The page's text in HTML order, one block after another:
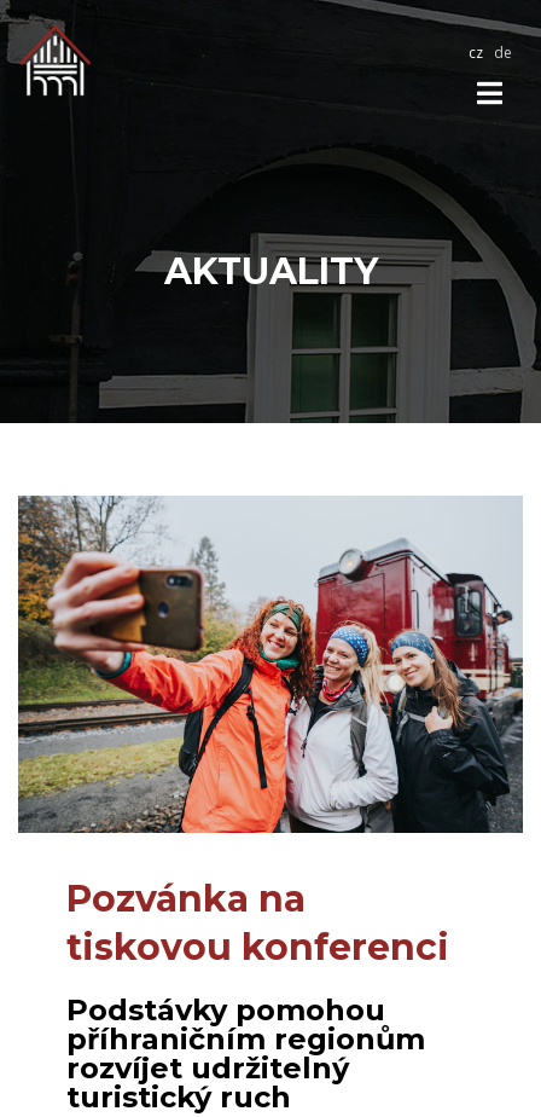
cz de
AKTUALITY
Pozvánka na
tiskovou konferenci
Podstávky pomohou
příhraničním regionům
rozvíjet udržitelný
turistický ruch